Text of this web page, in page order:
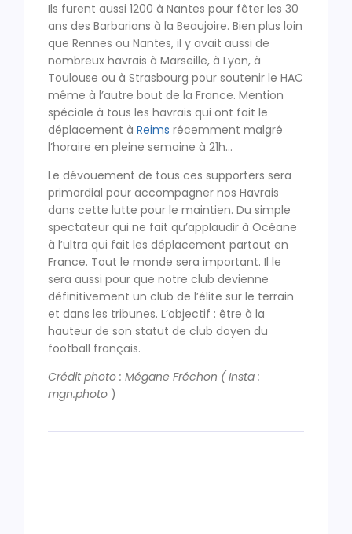
Ils furent aussi 1200 à Nantes pour fêter les 30
ans des Barbarians à la Beaujoire. Bien plus loin
que Rennes ou Nantes, il y avait aussi de
nombreux havrais à Marseille, à Lyon, à
Toulouse ou à Strasbourg pour soutenir le HAC
même à l’autre bout de la France. Mention
spéciale à tous les havrais qui ont fait le
déplacement à Reims récemment malgré
l’horaire en pleine semaine à 21h…
Le dévouement de tous ces supporters sera
primordial pour accompagner nos Havrais
dans cette lutte pour le maintien. Du simple
spectateur qui ne fait qu’applaudir à Océane
à l’ultra qui fait les déplacement partout en
France. Tout le monde sera important. Il le
sera aussi pour que notre club devienne
définitivement un club de l’élite sur le terrain
et dans les tribunes. L’objectif : être à la
hauteur de son statut de club doyen du
football français.
Crédit photo : Mégane Fréchon ( Insta :
mgn.photo )